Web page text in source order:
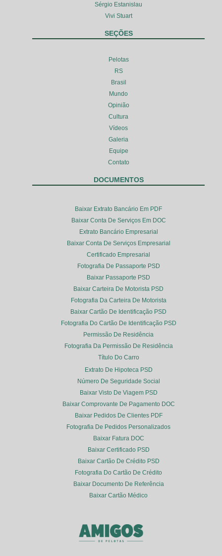
Sérgio Estanislau
Vivi Stuart
SEÇÕES
Pelotas
RS
Brasil
Mundo
Opinião
Cultura
Vídeos
Galeria
Equipe
Contato
DOCUMENTOS
Baixar Extrato Bancário Em PDF
Baixar Conta De Serviços Em DOC
Extrato Bancário Empresarial
Baixar Conta De Serviços Empresarial
Certificado Empresarial
Fotografia De Passaporte PSD
Baixar Passaporte PSD
Baixar Carteira De Motorista PSD
Fotografia Da Carteira De Motorista
Baixar Cartão De Identificação PSD
Fotografia Do Cartão De Identificação PSD
Permissão De Residência
Fotografia Da Permissão De Residência
Título Do Carro
Extrato De Hipoteca PSD
Número De Seguridade Social
Baixar Visto De Viagem PSD
Baixar Comprovante De Pagamento DOC
Baixar Pedidos De Clientes PDF
Fotografia De Pedidos Personalizados
Baixar Fatura DOC
Baixar Certificado PSD
Baixar Cartão De Crédito PSD
Fotografia Do Cartão De Crédito
Baixar Documento De Referência
Baixar Cartão Médico